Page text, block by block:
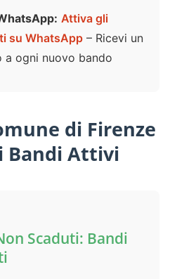
Attiva gli
su WhatsApp – Ricevi un
ogni nuovo bando
di Firenze
Bandi Attivi
Scaduti: Bandi